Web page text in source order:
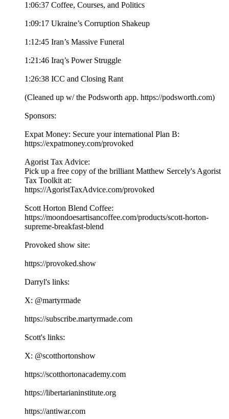
1:06:37 Coffee, Courses, and Politics
1:09:17 Ukraine’s Corruption Shakeup
1:12:45 Iran’s Massive Funeral
1:21:46 Iraq’s Power Struggle
1:26:38 ICC and Closing Rant
(Cleaned up w/ the Podsworth app. ⁠⁠⁠⁠⁠⁠⁠⁠⁠⁠⁠⁠⁠⁠⁠⁠⁠⁠⁠⁠⁠⁠⁠⁠⁠⁠⁠⁠⁠⁠⁠⁠⁠⁠https://podsworth.com⁠⁠⁠⁠⁠⁠⁠⁠⁠⁠⁠⁠⁠⁠⁠⁠⁠⁠⁠⁠⁠⁠⁠⁠⁠⁠⁠⁠⁠⁠⁠⁠⁠⁠)
Sponsors:
Expat Money: Secure your international Plan B:
⁠⁠⁠https://expatmoney.com/provoked⁠⁠⁠
Agorist Tax Advice:
Pick up a free copy of the brilliant Matthew Sercely's Agorist
Tax Toolkit at:
⁠⁠⁠https://AgoristTaxAdvice.com/provoked⁠⁠⁠
Scott Horton Blend Coffee:
⁠⁠⁠https://moondoesartisancoffee.com/products/scott-horton-
supreme-breakfast-blend⁠⁠⁠
Provoked show site:
⁠⁠⁠⁠⁠⁠⁠⁠⁠⁠⁠⁠⁠⁠⁠⁠⁠⁠⁠⁠⁠⁠⁠⁠⁠⁠⁠⁠⁠⁠⁠⁠⁠⁠https://provoked.show⁠⁠⁠⁠⁠⁠⁠⁠⁠⁠⁠⁠⁠⁠⁠⁠⁠⁠⁠⁠⁠⁠⁠⁠⁠⁠⁠⁠⁠⁠⁠⁠⁠⁠
Darryl's links:
X: ⁠⁠⁠⁠⁠⁠⁠⁠⁠⁠⁠⁠⁠⁠⁠⁠⁠⁠⁠⁠⁠⁠⁠⁠⁠⁠⁠⁠⁠⁠⁠⁠⁠⁠@martyrmade⁠⁠⁠⁠⁠⁠⁠⁠⁠⁠⁠⁠⁠⁠⁠⁠⁠⁠⁠⁠⁠⁠⁠⁠⁠⁠⁠⁠⁠⁠⁠⁠⁠⁠
⁠⁠⁠⁠⁠⁠⁠⁠⁠⁠⁠⁠⁠⁠⁠⁠⁠⁠⁠⁠⁠⁠⁠⁠⁠⁠⁠⁠⁠⁠⁠⁠⁠⁠https://subscribe.martyrmade.com⁠⁠⁠⁠⁠⁠⁠⁠⁠⁠⁠⁠⁠⁠⁠⁠⁠⁠⁠⁠⁠⁠⁠⁠⁠⁠⁠⁠⁠⁠⁠⁠⁠⁠
Scott's links:
X: ⁠⁠⁠⁠⁠⁠⁠⁠⁠⁠⁠⁠⁠⁠⁠⁠⁠⁠⁠⁠⁠⁠⁠⁠⁠⁠⁠⁠⁠⁠⁠⁠⁠⁠@scotthortonshow⁠⁠⁠⁠⁠⁠⁠⁠⁠⁠⁠⁠⁠⁠⁠⁠⁠⁠⁠⁠⁠⁠⁠⁠⁠⁠⁠⁠⁠⁠⁠⁠⁠⁠
⁠⁠⁠⁠⁠⁠⁠⁠⁠⁠⁠⁠⁠⁠⁠⁠⁠⁠⁠⁠⁠⁠⁠⁠⁠⁠⁠⁠⁠⁠⁠⁠⁠⁠https://scotthortonacademy.com⁠⁠⁠⁠⁠⁠⁠⁠⁠⁠⁠⁠⁠⁠⁠⁠⁠⁠⁠⁠⁠⁠⁠⁠⁠⁠⁠⁠⁠⁠⁠⁠⁠⁠
⁠⁠⁠⁠⁠⁠⁠⁠⁠⁠⁠⁠⁠⁠⁠⁠⁠⁠⁠⁠⁠⁠⁠⁠⁠⁠⁠⁠⁠⁠⁠⁠⁠⁠https://libertarianinstitute.org⁠⁠⁠⁠⁠⁠⁠⁠⁠⁠⁠⁠⁠⁠⁠⁠⁠⁠⁠⁠⁠⁠⁠⁠⁠⁠⁠⁠⁠⁠⁠⁠⁠⁠
⁠⁠⁠⁠⁠⁠⁠⁠⁠⁠⁠⁠⁠⁠⁠⁠⁠⁠⁠⁠⁠⁠⁠⁠⁠⁠⁠⁠⁠⁠⁠⁠⁠⁠https://antiwar.com⁠⁠⁠⁠⁠⁠⁠⁠⁠⁠⁠⁠⁠⁠⁠⁠⁠⁠⁠⁠⁠⁠⁠⁠⁠⁠⁠⁠⁠⁠⁠⁠⁠⁠